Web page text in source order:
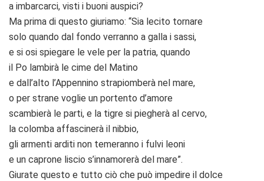
a imbarcarci, visti i buoni auspici?
Ma prima di questo giuriamo: “Sia lecito tornare
solo quando dal fondo verranno a galla i sassi,
e si osi spiegare le vele per la patria, quando
il Po lambirà le cime del Matino
e dall’alto l’Appennino strapiomberà nel mare,
o per strane voglie un portento d’amore
scambierà le parti, e la tigre si piegherà al cervo,
la colomba affascinerà il nibbio,
gli armenti arditi non temeranno i fulvi leoni
e un caprone liscio s’innamorerà del mare”.
Giurate questo e tutto ciò che può impedire il dolce